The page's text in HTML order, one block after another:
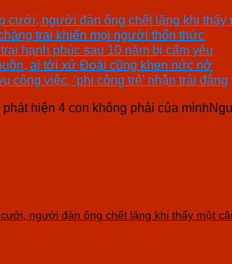
cưới, người đàn ông chết lặng khi thấy
trai khiến mọi người thổn thức
hạnh phúc sau 10 năm bị cấm yêu
ai tới xứ Đoài cũng khen nức nở
việc, ‘phi công trẻ’ nhận trái đắng
hiện 4 con không phải của
người đàn ông chết lặng khi thấy một